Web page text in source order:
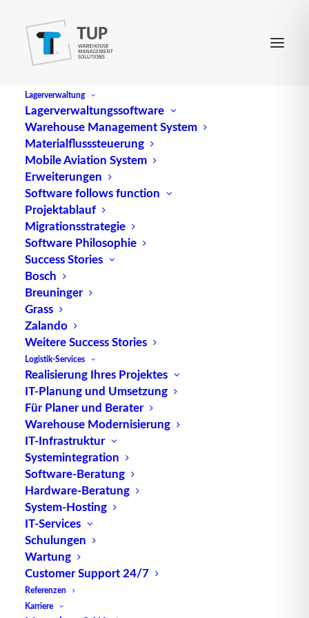
Lagerverwaltung
Lagerverwaltungssoftware
Warehouse Management System
Materialflusssteuerung
Mobile Aviation System
Erweiterungen
Software follows function
Projektablauf
Migrationsstrategie
Software Philosophie
Success Stories
Bosch
Breuninger
Grass
Zalando
Weitere Success Stories
Logistik-Services
Realisierung Ihres Projektes
IT-Planung und Umsetzung
Für Planer und Berater
Warehouse Modernisierung
IT-Infrastruktur
Systemintegration
Software-Beratung
Hardware-Beratung
System-Hosting
IT-Services
Schulungen
Wartung
Customer Support 24/7
Referenzen
Karriere
Zweiweg-Gebinde
(engl.Two-way package) ist eine Gebindeform im
Getränkebereich, eine Kombination aus
Mehrwegkästen und Einwegflaschen.
Quelle: logipedia / Fraunhofer IML
TUP GmbH & Co. KG
Die kombinierbare Lagerverwaltungs-Software von
TUP, liefert dank ihrer Flexibilität immer die
effektivste Lösung und ist zudem in hohem Maße
wiederverwendbar.
Kontakt
TUP GmbH & Co. KG
Fraunhoferstraße 1